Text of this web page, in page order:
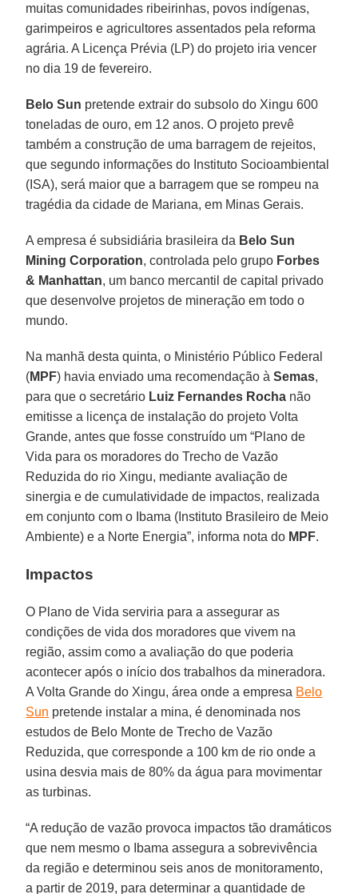
muitas comunidades ribeirinhas, povos indígenas,
garimpeiros e agricultores assentados pela reforma
agrária. A Licença Prévia (LP) do projeto iria vencer
no dia 19 de fevereiro.
Belo Sun pretende extrair do subsolo do Xingu 600
toneladas de ouro, em 12 anos. O projeto prevê
também a construção de uma barragem de rejeitos,
que segundo informações do Instituto Socioambiental
(ISA), será maior que a barragem que se rompeu na
tragédia da cidade de Mariana, em Minas Gerais.
A empresa é subsidiária brasileira da Belo Sun
Mining Corporation, controlada pelo grupo Forbes
& Manhattan, um banco mercantil de capital privado
que desenvolve projetos de mineração em todo o
mundo.
Na manhã desta quinta, o Ministério Público Federal
(MPF) havia enviado uma recomendação àSemas,
para que o secretário Luiz Fernandes Rocha não
emitisse a licença de instalação do projeto Volta
Grande, antes que fosse construído um “Plano de
Vida para os moradores do Trecho de Vazão
Reduzida do rio Xingu, mediante avaliação de
sinergia e de cumulatividade de impactos, realizada
em conjunto com o Ibama (Instituto Brasileiro de Meio
Ambiente) e a Norte Energia”, informa nota do MPF.
Impactos
O Plano de Vida serviria para a assegurar as
condições de vida dos moradores que vivem na
região, assim como a avaliação do que poderia
acontecer após o início dos trabalhos da mineradora.
A Volta Grande do Xingu, área onde a empresa Belo
Sun pretende instalar a mina, é denominada nos
estudos de Belo Monte de Trecho de Vazão
Reduzida, que corresponde a 100 km de rio onde a
usina desvia mais de 80% da água para movimentar
as turbinas.
“A redução de vazão provoca impactos tão dramáticos
que nem mesmo o Ibama assegura a sobrevivência
da região e determinou seis anos de monitoramento,
a partir de 2019, para determinar a quantidade de